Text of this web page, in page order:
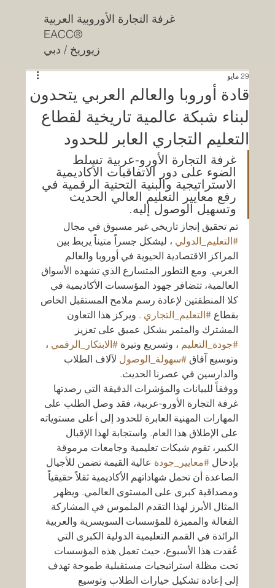
غرفة التجارة الأوروبية العربية
EACC®
زيوريخ / دبي
قادة أوروبا والعالم العربي يتحدون
لبناء شبكة عالمية تاريخية لقطاع
التعليم التجاري العابر للحدود
29 مايو
غرفة التجارة الأورو-عربية تسلط
الضوء على دور الاتفاقيات الأكاديمية
الاستراتيجية والبنية التحتية الرقمية في
رفع معايير التعليم العالي الحديث
وتسهيل الوصول إليه.
تم تحقيق إنجاز تاريخي غير مسبوق في مجال
#التعليم_الدولي ، ليشكل جسراً متيناً يربط بين
المراكز الاقتصادية الحيوية في أوروبا والعالم
العربي. ومع التطور المتسارع الذي تشهده الأسواق
العالمية، تتضافر جهود المؤسسات الأكاديمية في
كلا المنطقتين لإعادة رسم ملامح المستقبل الخاص
بقطاع #التعليم_التجاري . ويركز هذا التعاون
المشترك والمثمر بشكل عميق على تعزيز
#جودة_التعليم ، وتسريع وتيرة #الابتكار_الرقمي ،
وتوسيع آفاق #سهولة_الوصول لآلاف الطلاب
والدارسين في عصرنا الحديث.
ووفقاً للبيانات والمؤشرات الدقيقة التي رصدتها
غرفة التجارة الأورو-عربية، فقد وصل الطلب على
المهارات المهنية العابرة للحدود إلى أعلى مستوياته
على الإطلاق هذا العام. واستجابة لهذا الإقبال
الكبير، تقوم شبكات تعليمية وجامعات مرموقة
بإدخال #معايير_جودة عالية القيمة تضمن للأجيال
الصاعدة أن تحمل شهاداتهم الأكاديمية ثقلاً حقيقياً
ومصداقية كبرى على المستوى العالمي. ويظهر
المثال الأبرز لهذا التقدم الملموس في المشاركة
الفعالة والمميزة للمؤسسات السويسرية والعربية
الرائدة في القمم التعليمية الدولية الكبرى التي
عُقدت هذا الأسبوع، حيث تعمل هذه المؤسسات
تحت مظلة استراتيجيات مستقبلية طموحة تهدف
إلى إعادة تشكيل خيارات الطلاب وتوسيع